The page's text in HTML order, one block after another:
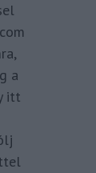
a
itt